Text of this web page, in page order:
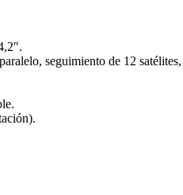
seguimiento de 12